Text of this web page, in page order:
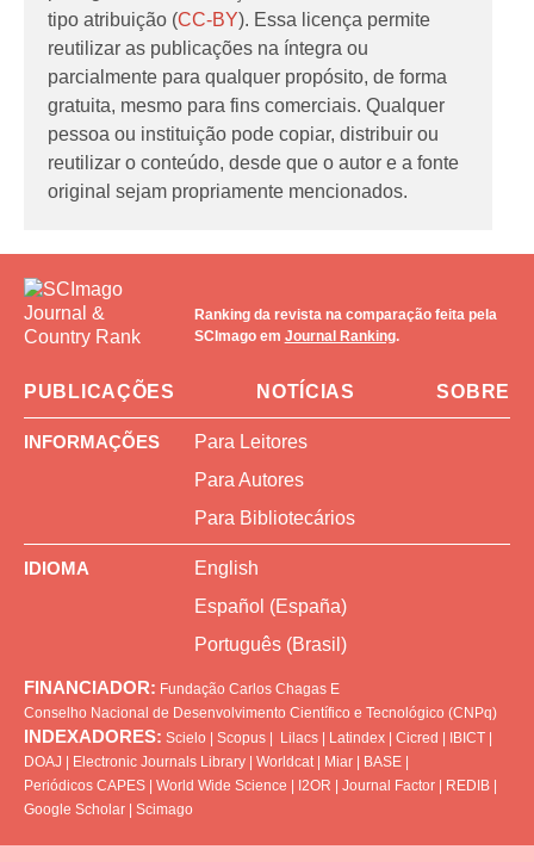
tipo atribuição (CC-BY). Essa licença permite
reutilizar as publicações na íntegra ou
parcialmente para qualquer propósito, de forma
gratuita, mesmo para fins comerciais. Qualquer
pessoa ou instituição pode copiar, distribuir ou
reutilizar o conteúdo, desde que o autor e a fonte
original sejam propriamente mencionados.
Ranking da revista na comparação feita pela
SCImago em Journal Ranking.
PUBLICAÇÕES NOTÍCIAS SOBRE
INFORMAÇÕES
Para Leitores
Para Autores
Para Bibliotecários
IDIOMA
English
Español (España)
Português (Brasil)
FINANCIADOR: Fundação Carlos Chagas E
Conselho Nacional de Desenvolvimento Científico e Tecnológico (CNPq)
INDEXADORES: Scielo | Scopus | Lilacs | Latindex | Cicred | IBICT |
DOAJ | Electronic Journals Library | Worldcat | Miar | BASE |
Periódicos CAPES | World Wide Science | I2OR | Journal Factor | REDIB |
Google Scholar | Scimago